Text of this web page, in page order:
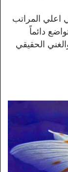
اعلي المراتب
دائماً
الحقيقي